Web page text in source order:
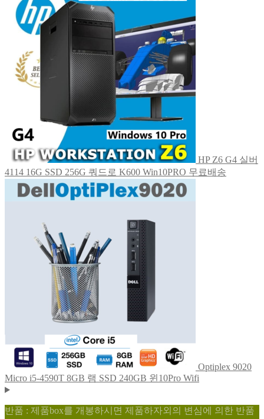
HP Z6 G4 실버
4114 16G SSD 256G 쿼드로 K600 Win10PRO 무료배송
Optiplex 9020
Micro i5-4590T 8GB 램 SSD 240GB 윈10Pro Wifi
반품 : 제품box를 개봉하시면 제품하자외의 변심에 의한 반품